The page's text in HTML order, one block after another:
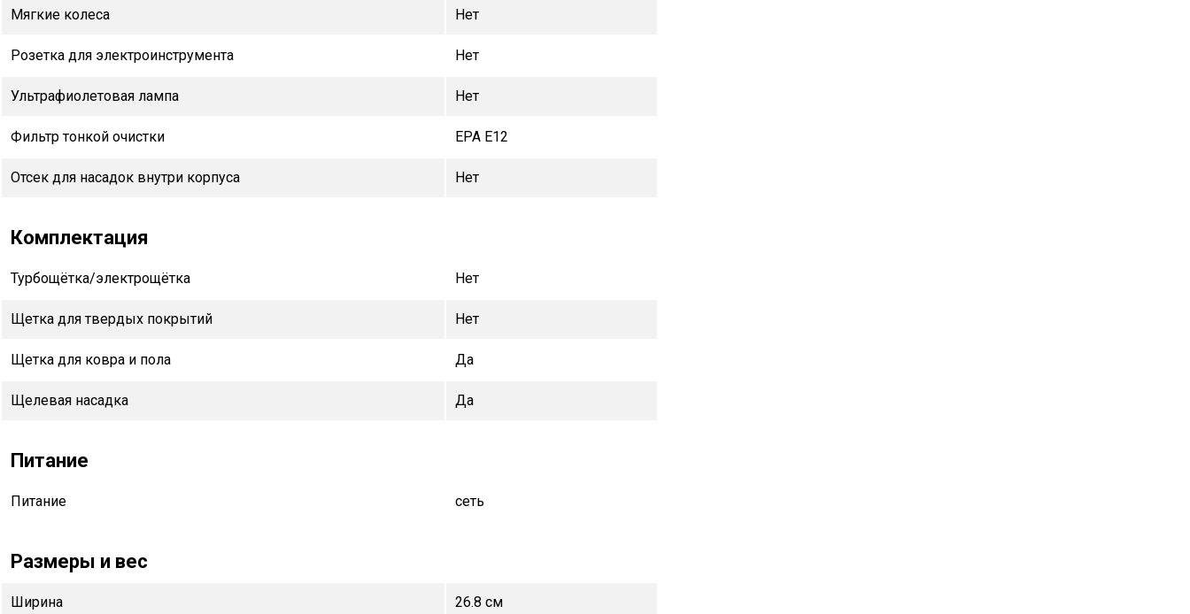
Мягкие колеса Нет
Розетка для электроинструмента Нет
Ультрафиолетовая лампа Нет
Фильтр тонкой очистки EPA E12
Отсек для насадок внутри корпуса Нет
Комплектация
Турбощётка/электрощётка Нет
Щетка для твердых покрытий Нет
Щетка для ковра и пола Да
Щелевая насадка Да
Питание
Питание сеть
Размеры и вес
Ширина 26.8 см